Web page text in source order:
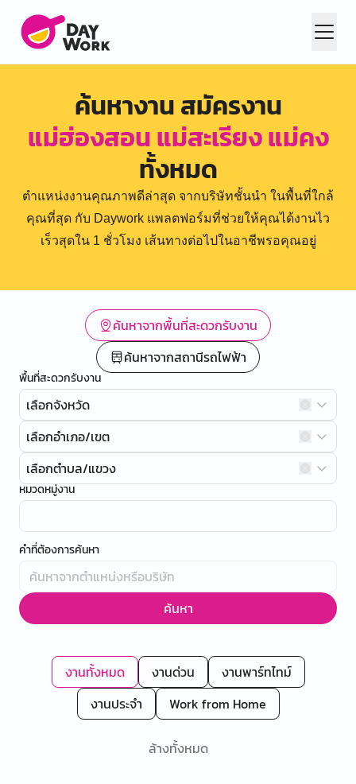
ค้นหางาน สมัครงาน
แม่ฮ่องสอน แม่สะเรียง แม่คง
ทั้งหมด
ตำแหน่งงานคุณภาพดีล่าสุด จากบริษัทชั้นนำ ในพื้นที่ใกล้
คุณที่สุด กับ Daywork แพลตฟอร์มที่ช่วยให้คุณได้งานไว
เร็วสุดใน 1 ชั่วโมง เส้นทางต่อไปในอาชีพรอคุณอยู่
ค้นหาจากพื้นที่สะดวกรับงาน
ค้นหาจากสถานีรถไฟฟ้า
พื้นที่สะดวกรับงาน
เลือกจังหวัด
เลือกอำเภอ/เขต
เลือกตำบล/แขวง
หมวดหมู่งาน
คำที่ต้องการค้นหา
ค้นหา
งานทั้งหมด งานด่วน
งานพาร์ทไทม์
งานประจำ
Work from Home
ล้างทั้งหมด